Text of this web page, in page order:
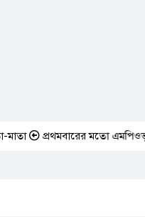
প্রথমবারের মতো এমপিওভুক্ত